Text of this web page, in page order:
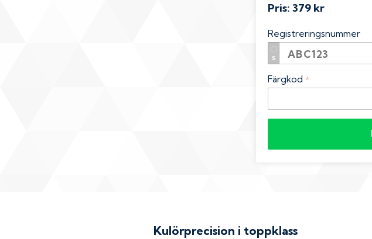
Pris:379 kr
Registreringsnummer
Färgkod *
Kulörprecision i toppklass